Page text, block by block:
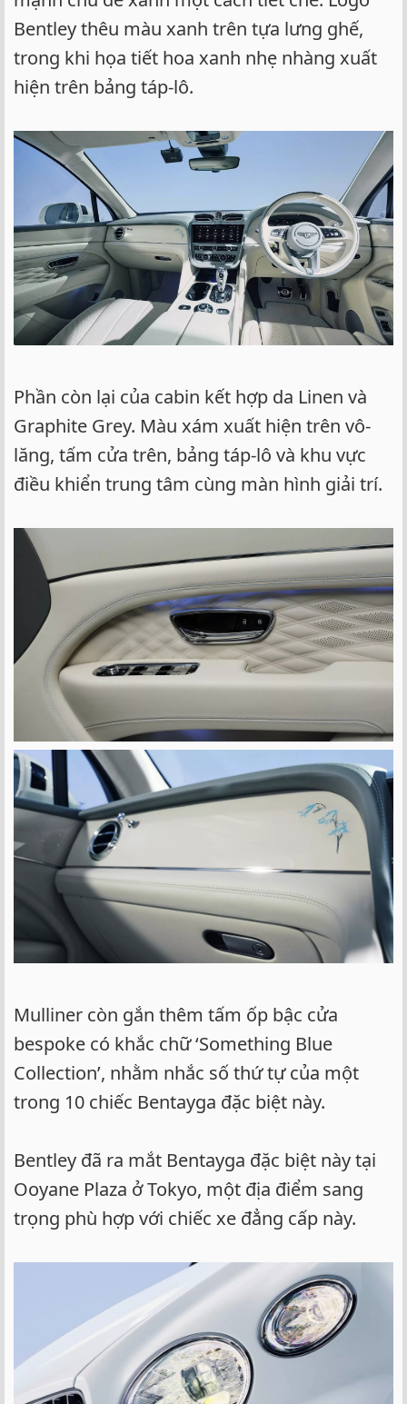
Bentley thêu màu xanh trên tựa lưng ghế,
trong khi họa tiết hoa xanh nhẹ nhàng xuất
hiện trên bảng táp-lô.
Phần còn lại của cabin kết hợp da Linen và
Graphite Grey. Màu xám xuất hiện trên vô-
lăng, tấm cửa trên, bảng táp-lô và khu vực
điều khiển trung tâm cùng màn hình giải trí.
Mulliner còn gắn thêm tấm ốp bậc cửa
bespoke có khắc chữ ‘Something Blue
Collection’, nhằm nhắc số thứ tự của một
trong 10 chiếc Bentayga đặc biệt này.
Bentley đã ra mắt Bentayga đặc biệt này tại
Ooyane Plaza ở Tokyo, một địa điểm sang
trọng phù hợp với chiếc xe đẳng cấp này.